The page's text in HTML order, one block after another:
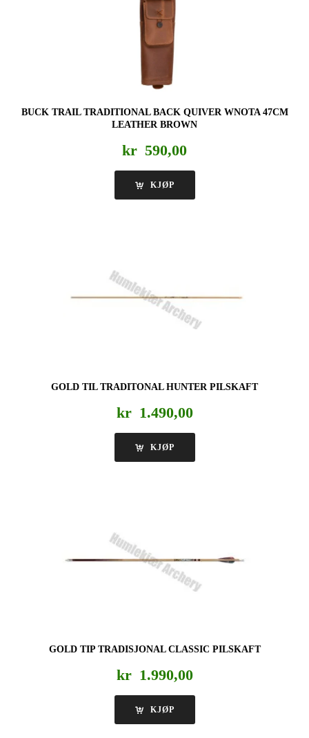
BUCK TRAIL TRADITIONAL BACK QUIVER WNOTA 47CM
LEATHER BROWN
kr 590,00
KJØP
GOLD TIL TRADITONAL HUNTER PILSKAFT
kr 1.490,00
KJØP
GOLD TIP TRADISJONAL CLASSIC PILSKAFT
kr 1.990,00
KJØP